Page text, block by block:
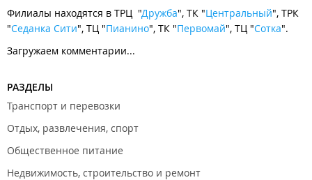
Филиалы находятся в ТРЦ "Дружба", ТК "Центральный", ТРК
"Седанка Сити", ТЦ "Пианино", ТК "Первомай", ТЦ "Сотка".
Загружаем комментарии...
РАЗДЕЛЫ
Транспорт и перевозки
Отдых, развлечения, спорт
Общественное питание
Недвижимость, строительство и ремонт